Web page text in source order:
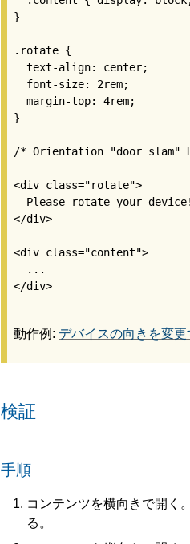
}
.rotate {
  text-align: center;
  font-size: 2rem;
  margin-top: 4rem;
}
/* Orientation "door slam"
<div class="rotate">
  Please rotate your device!
</div>
<div class="content">
  ...
動作例: デバイスの向きを変
検証
手順
コンテンツを横向きで開く
る。